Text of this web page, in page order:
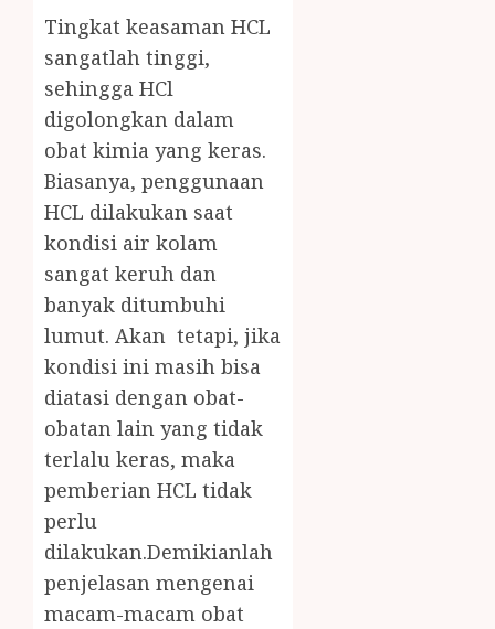
Tingkat keasaman HCL
sangatlah tinggi,
sehingga HCl
digolongkan dalam
obat kimia yang keras.
Biasanya, penggunaan
HCL dilakukan saat
kondisi air kolam
sangat keruh dan
banyak ditumbuhi
lumut. Akan tetapi, jika
kondisi ini masih bisa
diatasi dengan obat-
obatan lain yang tidak
terlalu keras, maka
pemberian HCL tidak
perlu
dilakukan.Demikianlah
penjelasan mengenai
macam-macam obat